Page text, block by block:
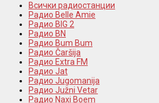
Всички радиостанции
Радио Belle Amie
Радио BIG 2
Радио BN
Радио Bum Bum
Радио Čaršija
Радио Extra FM
Радио Jat
Радио Jugomanija
Радио Južni Vetar
Радио Naxi Boem